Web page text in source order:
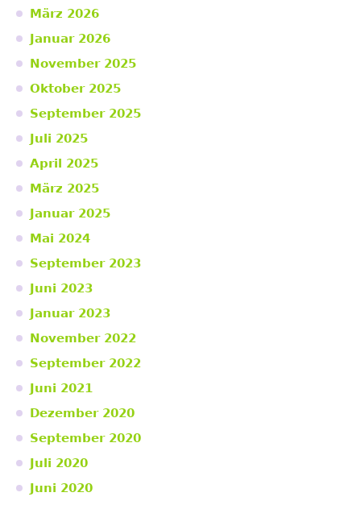
März 2026
Januar 2026
November 2025
Oktober 2025
September 2025
Juli 2025
April 2025
März 2025
Januar 2025
Mai 2024
September 2023
Juni 2023
Januar 2023
November 2022
September 2022
Juni 2021
Dezember 2020
September 2020
Juli 2020
Juni 2020